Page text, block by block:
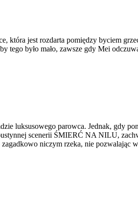
która jest rozdarta pomiędzy byciem
tego było mało, zawsze gdy Mei
luksusowego parowca. Jednak, gdy
scenerii ŚMIERĆ NA NILU,
niczym rzeka, nie pozwalając